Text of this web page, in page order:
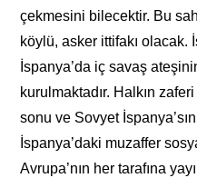
çekmesini bilecektir. Bu
köylü, asker ittifakı olacak.
İspanya’da iç savaş
kurulmaktadır. Halkın
sonu ve Sovyet
İspanya’daki muzaffer
Avrupa’nın her tarafına